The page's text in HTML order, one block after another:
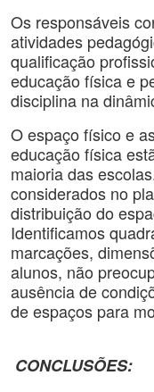
Os responsáveis
atividades
qualificação
educação física e
disciplina na
O espaço físico e
educação física
maioria das
considerados no
distribuição do
Identificamos
marcações,
alunos, não
ausência de
de espaços para
CONCLUSÕES: